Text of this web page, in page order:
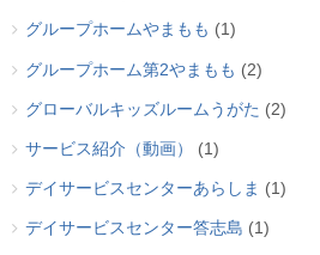
グループホームやまもも (1)
グループホーム第2やまもも (2)
グローバルキッズルームうがた (2)
サービス紹介（動画） (1)
デイサービスセンターあらしま (1)
デイサービスセンター答志島 (1)